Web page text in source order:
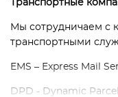
Транспортные
Мы сотрудничаем с
транспортными
EMS – Express Mail
DPD - Dynamic